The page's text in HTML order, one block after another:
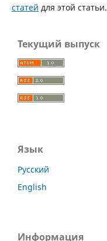
статей для этой статьи.
Текущий выпуск
Язык
Русский
English
Информация